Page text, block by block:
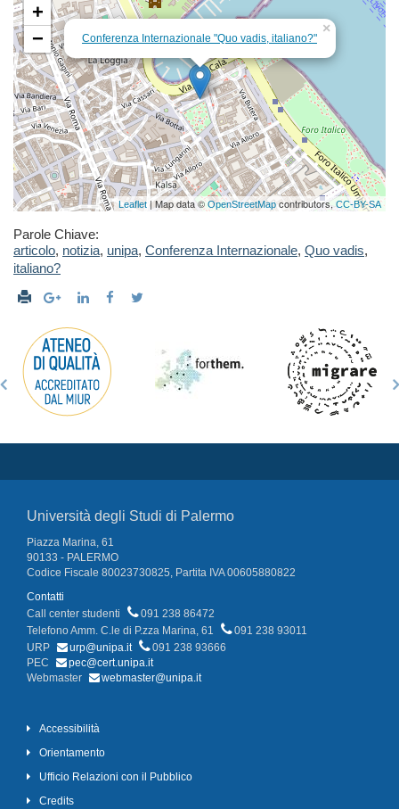
Conferenza Internazionale "Quo vadis, italiano?"
×
+
−
Leaflet | Map data ©OpenStreetMapcontributors, CC-BY-SA
Parole Chiave:
articolo, notizia, unipa, Conferenza Internazionale, Quo vadis,
italiano?
Università degli Studi di Palermo
Piazza Marina, 61
90133 - PALERMO
Codice Fiscale 80023730825, Partita IVA 00605880822
Contatti
Call center studenti
091 238 86472
Telefono Amm. C.le di P.zza Marina, 61
091 238 93011
URP
urp@unipa.it
091 238 93666
PEC
pec@cert.unipa.it
Webmaster
webmaster@unipa.it
Accessibilità
Orientamento
Ufficio Relazioni con il Pubblico
Credits